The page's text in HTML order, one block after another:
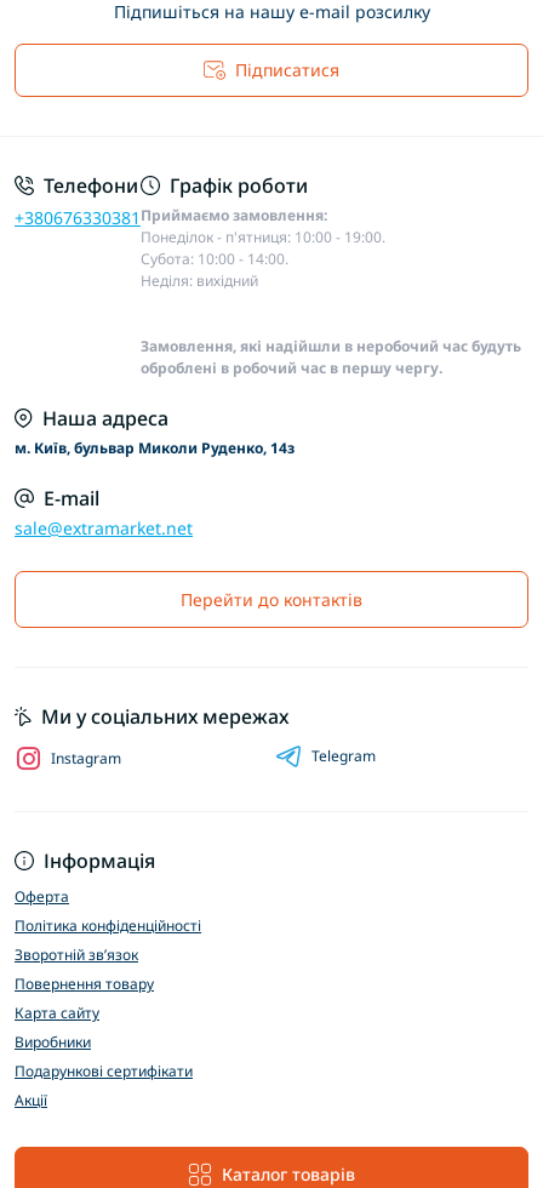
Підпишіться на нашу e-mail розсилку
Підписатися
Телефони
+380676330381
Графік роботи
Приймаємо замовлення:
Понеділок - п'ятниця: 10:00 - 19:00.
Субота: 10:00 - 14:00.
Неділя: вихідний
Замовлення, які надійшли в неробочий час будуть
оброблені в робочий час в першу чергу.
Наша адреса
м. Київ, бульвар Миколи Руденко, 14з
E-mail
sale@extramarket.net
Перейти до контактів
Інформація
Оферта
Політика конфіденційності
Зворотній зв’язок
Повернення товару
Карта сайту
Виробники
Подарункові сертифікати
Акції
Каталог товарів
Ми у соціальних мережах
Instagram Telegram